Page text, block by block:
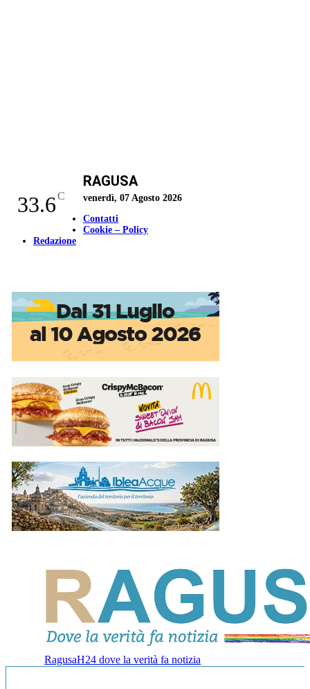
33.6C
RAGUSA
venerdì, 07 Agosto 2026
Contatti
Cookie – Policy
Redazione
RagusaH24 dove la verità fa notizia